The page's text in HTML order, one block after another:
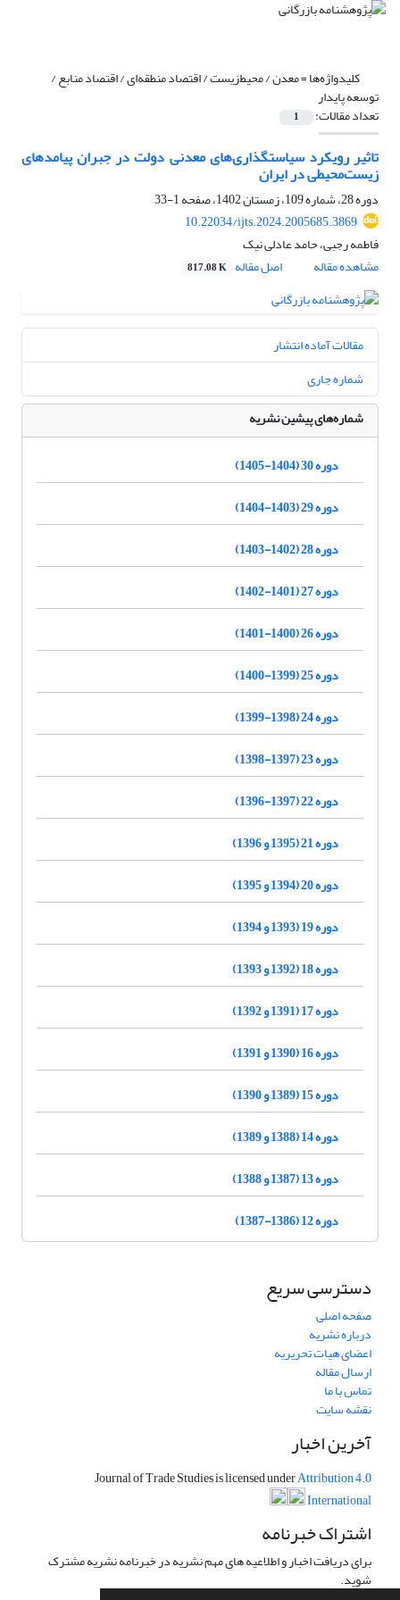
کلیدواژه‌ها =معدن / محیط‌زیست / اقتصاد منطقه‌ای / اقتصاد منابع /
توسعه پایدار
تعداد مقالات: 1
تاثیر رویکرد سیاستگذاری‌های معدنی دولت در جبران پیامدهای
زیست‌محیطی در ایران
دوره 28، شماره 109، زمستان 1402، صفحه
1-33
10.22034/ijts.2024.2005685.3869
فاطمه رجبی، حامد عادلی نیک
مشاهده مقاله
اصل مقاله 817.08 K
مقالات آماده انتشار
شماره جاری
شماره‌های پیشین نشریه
دوره 30 (1404-1405)
دوره 29 (1403-1404)
دوره 28 (1402-1403)
دوره 27 (1401-1402)
دوره 26 (1400-1401)
دوره 25 (1399-1400)
دوره 24 (1398-1399)
دوره 23 (1397-1398)
دوره 22 (1397-1396)
دوره 21 (1395 و 1396)
دوره 20 (1394 و 1395)
دوره 19 (1393 و 1394)
دوره 18 (1392 و 1393)
دوره 17 (1391 و 1392)
دوره 16 (1390 و 1391)
دوره 15 (1389 و 1390)
دوره 14 (1388 و 1389)
دوره 13 (1387 و 1388)
دوره 12 (1386-1387)
دسترسی سریع
صفحه اصلی
درباره نشریه
اعضای هیات تحریریه
ارسال مقاله
تماس با ما
نقشه سایت
آخرین اخبار
Journal of Trade Studies is licensed underAttribution 4.0
International
اشتراک خبرنامه
برای دریافت اخبار و اطلاعیه های مهم نشریه در خبرنامه نشریه مشترک
شوید.